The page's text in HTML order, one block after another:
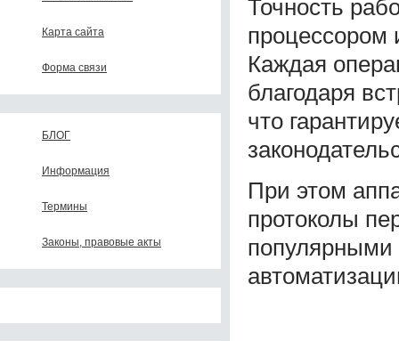
Карта сайта
Форма связи
БЛОГ
Информация
Термины
Законы, правовые акты
Точность
процессором
Каждая
благодаря
что
При этом
протоколы